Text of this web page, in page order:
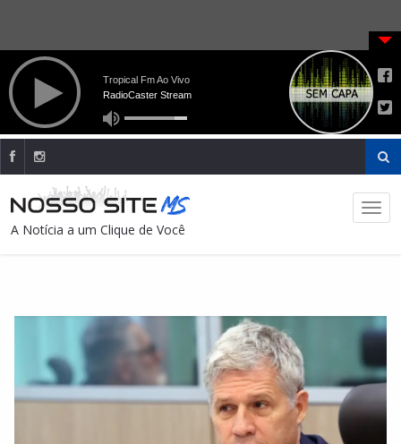
A Notícia a um Clique de Você